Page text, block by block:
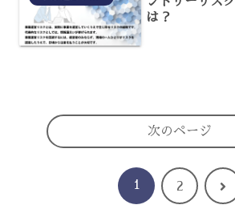
は？
次のページ
1 2 次